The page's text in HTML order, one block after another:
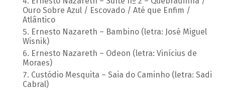
Ouro Sobre Azul / Escovado / Até que Enfim /
Atlântico
Ernesto Nazareth – Bambino (letra: José Miguel
Wisnik)
Ernesto Nazareth – Odeon (letra: Vinícius de
Moraes)
Custódio Mesquita – Saia do Caminho (letra: Sadi
Cabral)